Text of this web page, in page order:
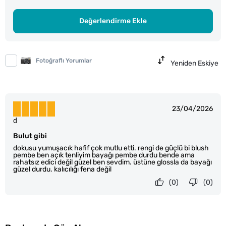
Değerlendirme Ekle
Fotoğraflı Yorumlar Yeniden Eskiye
23/04/2026
Bulut gibi
dokusu yumuşacık hafif çok mutlu etti. rengi de güçlü bi blush
pembe ben açık tenliyim bayağı pembe durdu bende ama
rahatsız edici değil güzel ben sevdim. üstüne glossla da bayağı
güzel durdu. kalıcılığı fena değil
d
(0)
(0)